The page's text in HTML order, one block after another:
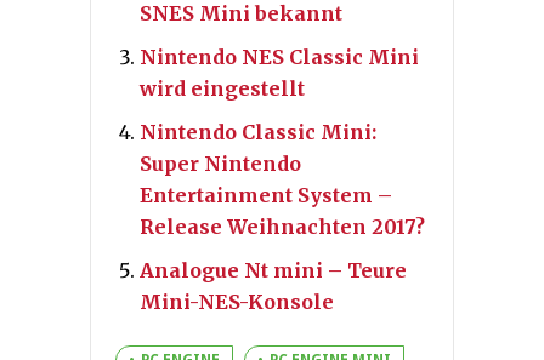
SNES Mini bekannt
Nintendo NES Classic Mini
wird eingestellt
Nintendo Classic Mini:
Super Nintendo
Entertainment System –
Release Weihnachten 2017?
Analogue Nt mini – Teure
Mini-NES-Konsole